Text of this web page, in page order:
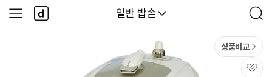
다나와
일반 밥솥
검
색
사
이
다
나
와
상품비교